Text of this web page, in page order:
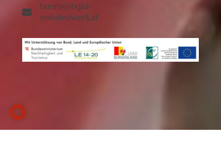
buero@bgld-
volksliedwerk.at